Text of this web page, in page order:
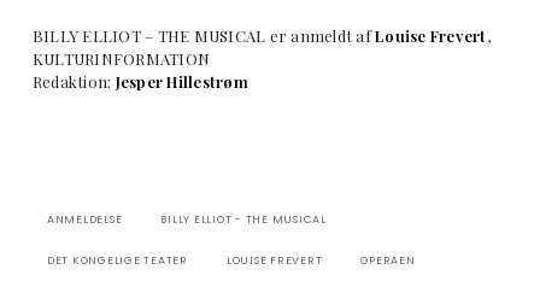
BILLY ELLIOT – THE MUSICAL er anmeldt afLouise Frevert,
KULTURINFORMATION
Redaktion: Jesper Hillestrøm
ANMELDELSE BILLY ELLIOT - THE MUSICAL
DET KONGELIGE TEATER LOUISE FREVERT OPERAEN